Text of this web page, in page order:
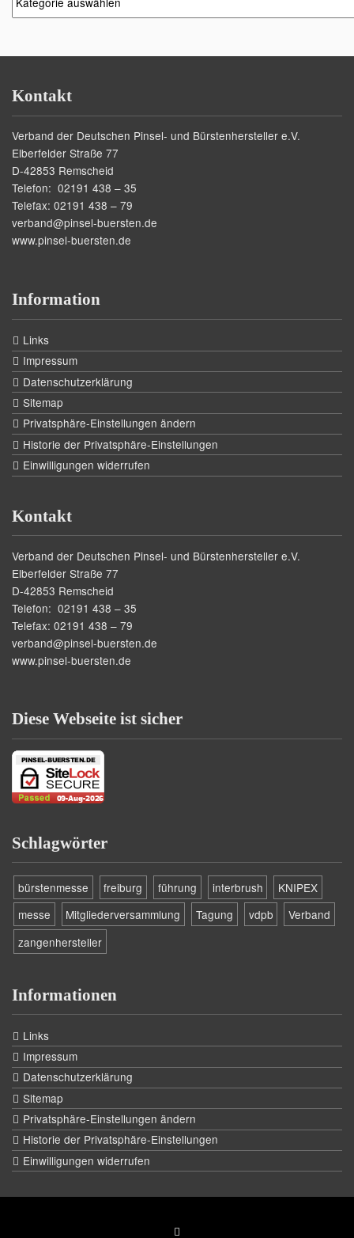
wählen
Kontakt
Verband der Deutschen Pinsel- und Bürstenhersteller e.V.
Elberfelder Straße 77
D-42853 Remscheid
Telefon: 02191 438 – 35
Telefax: 02191 438 – 79
verband@pinsel-buersten.de
www.pinsel-buersten.de
Information
Links
Impressum
Datenschutzerklärung
Sitemap
Privatsphäre-Einstellungen ändern
Historie der Privatsphäre-Einstellungen
Einwilligungen widerrufen
Kontakt
Verband der Deutschen Pinsel- und Bürstenhersteller e.V.
Elberfelder Straße 77
D-42853 Remscheid
Telefon: 02191 438 – 35
Telefax: 02191 438 – 79
verband@pinsel-buersten.de
www.pinsel-buersten.de
Diese Webseite ist sicher
Schlagwörter
bürstenmesse freiburg führung interbrush
KNIPEX
messe
Mitgliederversammlung Tagung vdpb
Verband
zangenhersteller
Informationen
Links
Impressum
Datenschutzerklärung
Sitemap
Privatsphäre-Einstellungen ändern
Historie der Privatsphäre-Einstellungen
Einwilligungen widerrufen